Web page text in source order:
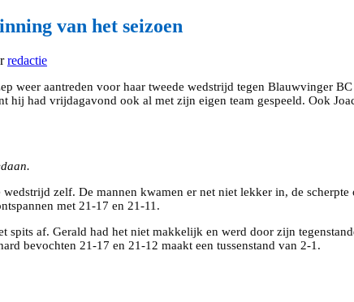
van het seizoen
redactie
weer aantreden voor haar tweede wedstrijd tegen Blauwvinger
hij had vrijdagavond ook al met zijn eigen team gespeeld. Ook
zelf. De mannen kwamen er net niet lekker in, de
met 21-17 en 21-11.
spits af. Gerald had het niet makkelijk en werd door zijn
bevochten 21-17 en 21-12 maakt een tussenstand van 2-1.